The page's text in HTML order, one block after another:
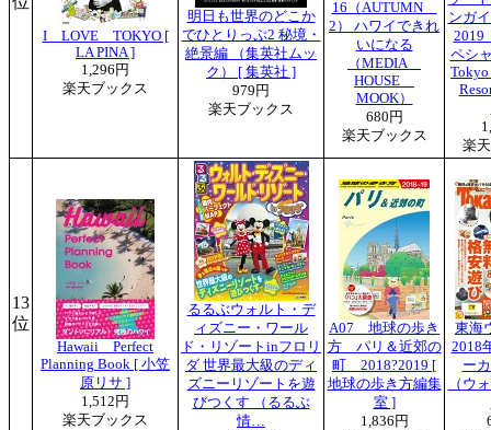
I LOVE TOKYO [
LA PINA ]
1,296円
楽天ブックス
明日も世界のどこか
でひとりっぷ2 秘境・
絶景編 （集英社ムッ
ク） [ 集英社 ]
979円
楽天ブックス
16（AUTUMN
2） ハワイできれ
いになる
（MEDIA
HOUSE
MOOK）
680円
楽天ブックス
ンガ
ペシ
楽
13
位
Hawaii Perfect
Planning Book [ 小笠
原リサ ]
1,512円
楽天ブックス
るるぶウォルト・デ
ィズニー・ワール
ド・リゾートinフロリ
ダ 世界最大級のディ
ズニーリゾートを遊
びつくす （るるぶ
情…
A07 地球の歩き
方 パリ＆近郊の
町 2018?2019 [
地球の歩き方編集
室 ]
1,836円
東海
2018
ー
（ウ